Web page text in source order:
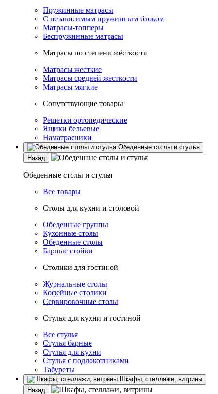
Пружинные матрасы
С независимым пружинным блоком
Матрасы-топперы
Беспружинные матрасы
Матрасы по степени жёсткости
Матрасы жесткие
Матрасы средней жесткости
Матрасы мягкие
Сопутствующие товары
Решетки ортопедические
Ящики бельевые
Наматрасники
Обеденные столы и стулья
Назад
Обеденные столы и стулья
Все товары
Столы для кухни и столовой
Обеденные группы
Кухонные столы
Обеденные столы
Барные стойки
Столики для гостиной
Журнальные столы
Кофейные столики
Сервировочные столы
Стулья для кухни и гостиной
Все стулья
Стулья барные
Стулья для кухни
Стулья с подлокотниками
Табуреты
Шкафы, стеллажи, витрины
Назад